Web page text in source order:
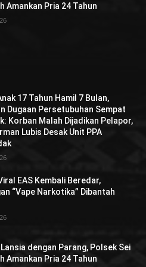
Amankan Pria 24 Tahun
17 Tahun Hamil 7 Bulan,
Dugaan Persetubuhan Sempat
Korban Malah Dijadikan Pelapor,
Lubis Desak Unit PPA
EAS Kembali Beredar,
“Vape Narkotika” Dibantah
dengan Parang, Polsek Sei
Amankan Pria 24 Tahun